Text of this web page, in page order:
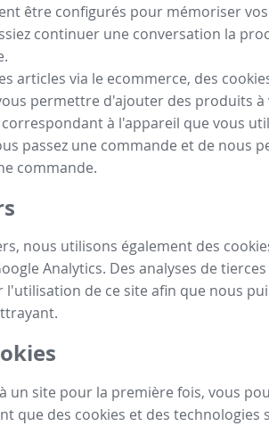
être configurés pour mémoriser
continuer une conversation la
articles via le ecommerce, des
permettre d'ajouter des produits à
à l'appareil que vous
passez une commande et de nous
commande.
nous utilisons également des
Analytics. Des analyses de
de ce site afin que nous
un site pour la première fois, vous
que des cookies et des technologies